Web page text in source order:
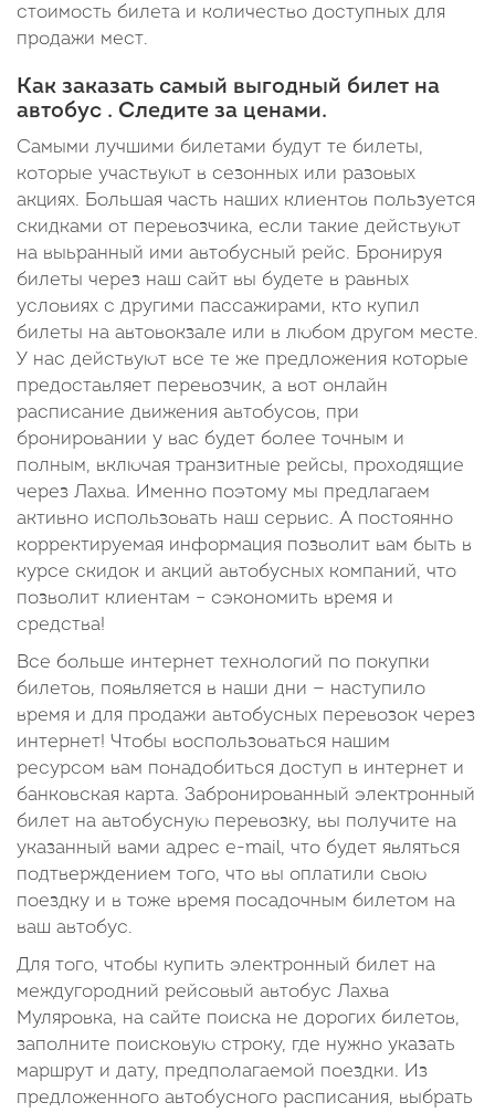
стоимость билета и количество доступных для
продажи мест.
Как заказать самый выгодный билет на
автобус . Следите за ценами.
Самыми лучшими билетами будут те билеты,
которые участвуют в сезонных или разовых
акциях. Большая часть наших клиентов пользуется
скидками от перевозчика, если такие действуют
на выьранный ими автобусный рейс. Бронируя
билеты через наш сайт вы будете в равных
условиях с другими пассажирами, кто купил
билеты на автовокзале или в любом другом месте.
У нас действуют все те же предложения которые
предоставляет перевозчик, а вот онлайн
расписание движения автобусов, при
бронировании у вас будет более точным и
полным, включая транзитные рейсы, проходящие
через Лахва. Именно поэтому мы предлагаем
активно использовать наш сервис. А постоянно
корректируемая информация позволит вам быть в
курсе скидок и акций автобусных компаний, что
позволит клиентам – сэкономить время и
средства!
Все больше интернет технологий по покупки
билетов, появляется в наши дни — наступило
время и для продажи автобусных перевозок через
интернет! Чтобы воспользоваться нашим
ресурсом вам понадобиться доступ в интернет и
банковская карта. Забронированный электронный
билет на автобусную перевозку, вы получите на
указанный вами адрес e-mail, что будет являться
подтверждением того, что вы оплатили свою
поездку и в тоже время посадочным билетом на
ваш автобус.
Для того, чтобы купить электронный билет на
междугородний рейсовый автобус Лахва
Муляровка, на сайте поиска не дорогих билетов,
заполните поисковую строку, где нужно указать
маршрут и дату, предполагаемой поездки. Из
предложенного автобусного расписания, выбрать